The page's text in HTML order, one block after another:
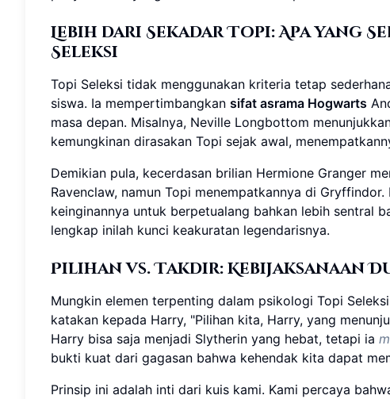
Lebih dari Sekadar Topi: Apa yang
Seleksi
Topi Seleksi tidak menggunakan kriteria tetap
siswa. Ia mempertimbangkan sifat asrama Hogwarts
masa depan. Misalnya, Neville Longbottom
kemungkinan dirasakan Topi sejak awal,
Demikian pula, kecerdasan brilian Hermione Granger
Ravenclaw, namun Topi menempatkannya di
keinginannya untuk berpetualang bahkan lebih sentral
lengkap inilah kunci keakuratan legendarisnya.
Pilihan vs. Takdir: Kebijaksanaan
Mungkin elemen terpenting dalam psikologi Topi
katakan kepada Harry, "Pilihan kita, Harry, yang
Harry bisa saja menjadi Slytherin yang hebat, tetapi ia
bukti kuat dari gagasan bahwa kehendak kita dapat
Prinsip ini adalah inti dari kuis kami. Kami percaya